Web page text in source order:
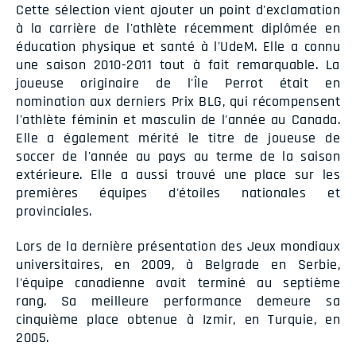
Cette sélection vient ajouter un point d'exclamation
à la carrière de l'athlète récemment diplômée en
éducation physique et santé à l'UdeM. Elle a connu
une saison 2010-2011 tout à fait remarquable. La
joueuse originaire de l'Île Perrot était en
nomination aux derniers Prix BLG, qui récompensent
l'athlète féminin et masculin de l'année au Canada.
Elle a également mérité le titre de joueuse de
soccer de l'année au pays au terme de la saison
extérieure. Elle a aussi trouvé une place sur les
premières équipes d'étoiles nationales et
provinciales.
Lors de la dernière présentation des Jeux mondiaux
universitaires, en 2009, à Belgrade en Serbie,
l'équipe canadienne avait terminé au septième
rang. Sa meilleure performance demeure sa
cinquième place obtenue à Izmir, en Turquie, en
2005.